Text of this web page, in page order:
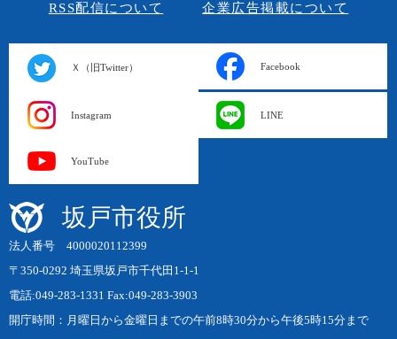
RSS配信について 企業広告掲載について
Ｘ（旧Twitter） Facebook
Instagram LINE
YouTube
坂戸市役所
法人番号 4000020112399
〒350-0292 埼玉県坂戸市千代田1-1-1
電話:049-283-1331 Fax:049-283-3903
開庁時間：月曜日から金曜日までの午前8時30分から午後5時15分まで